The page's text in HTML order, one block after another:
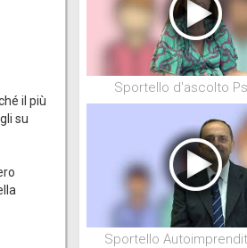
il più
su
Sportello d'ascolto
Sportello